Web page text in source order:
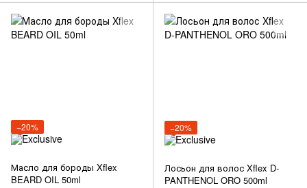
−20%
Масло для бороды Xflex
BEARD OIL 50ml
−20%
Лосьон для волос Xflex D-
PANTHENOL ORO 500ml